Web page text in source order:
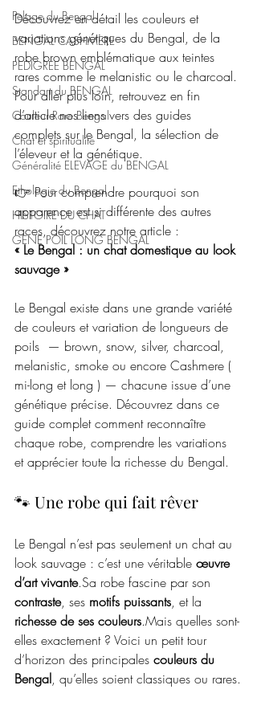
Pelage du Bengal
BENGAL CASHMERE
PEDIGREE BENGAL
Standart du BENGAL
Couleur Rare Bengal
Chat et spiritualité
Généralité ELEVAGE du BENGAL
Ethologie du Bengal
HISTOIRE DU CHAT
GENE POIL LONG BENGAL
Découvrez en détail les couleurs et
variations génétiques du Bengal, de la
robe brown emblématique aux teintes
rares comme le melanistic ou le charcoal.
Pour aller plus loin, retrouvez en fin
d’article nos liens vers des guides
complets sur le Bengal, la sélection de
l’éleveur et la génétique.
👉 Pour comprendre pourquoi son
apparence est si différente des autres
races, découvrez notre article :
« Le Bengal : un chat domestique au look
sauvage »
Le Bengal existe dans une grande variété
de couleurs et variation de longueurs de
poils  — brown, snow, silver, charcoal,
melanistic, smoke ou encore Cashmere (
mi-long et long ) — chacune issue d’une
génétique précise. Découvrez dans ce
guide complet comment reconnaître
chaque robe, comprendre les variations
et apprécier toute la richesse du Bengal.
🐾 Une robe qui fait rêver
Le Bengal n’est pas seulement un chat au
look sauvage : c’est une véritable œuvre
d’art vivante.Sa robe fascine par son
contraste, ses motifs puissants, et la
richesse de ses couleurs.Mais quelles sont-
elles exactement ? Voici un petit tour
d’horizon des principales couleurs du
Bengal, qu’elles soient classiques ou rares.